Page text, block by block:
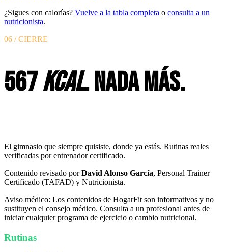
¿Sigues con calorías? Vuelve a la tabla completa o consulta a un
nutricionista.
06 / CIERRE
567KCAL. NADA MÁS.
El gimnasio que siempre quisiste, donde ya estás. Rutinas reales
verificadas por entrenador certificado.
Contenido revisado porDavid Alonso García, Personal Trainer
Certificado (TAFAD) y Nutricionista.
Aviso médico: Los contenidos de HogarFit son informativos y no
sustituyen el consejo médico. Consulta a un profesional antes de
iniciar cualquier programa de ejercicio o cambio nutricional.
Rutinas